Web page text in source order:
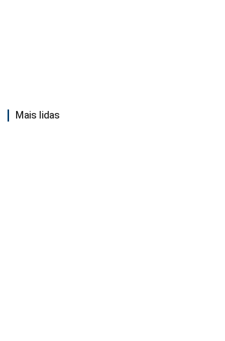
Mais lidas